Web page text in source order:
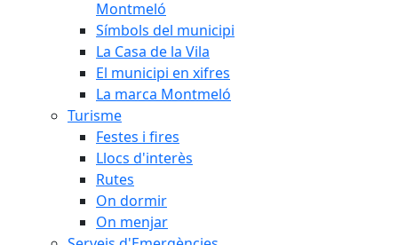
Montmeló
Símbols del municipi
La Casa de la Vila
El municipi en xifres
La marca Montmeló
Turisme
Festes i fires
Llocs d'interès
Rutes
On dormir
On menjar